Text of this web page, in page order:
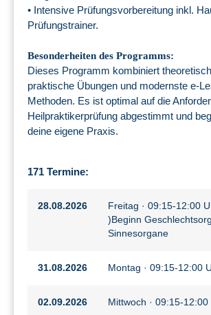
• Intensive Prüfungsvorbereitung inkl.
Prüfungstrainer.
Besonderheiten des Programms:
Dieses Programm kombiniert
praktische Übungen und modernste e-
Methoden. Es ist optimal auf die
Heilpraktikerprüfung abgestimmt und
deine eigene Praxis.
171 Termine:
28.08.2026
Freitag · 09:15-12:00
)Beginn
Sinnesorgane
31.08.2026 Montag · 09:15-12:00
02.09.2026 Mittwoch · 09:15-12:00